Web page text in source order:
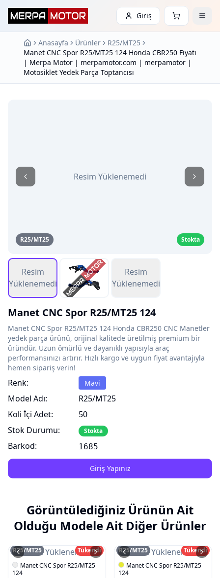
Giriş
Anasayfa Ürünler
R25/MT25
Manet CNC Spor R25/MT25 124 Honda CBR250 Fiyatı
| Merpa Motor | merpamotor.com | merpamotor |
Motosiklet Yedek Parça Toptancısı
R25/MT25 Stokta
Resim Yüklenemedi
Resim
Yüklenemedi
Resim
Yüklenemedi
Manet CNC Spor R25/MT25 124
Manet CNC Spor R25/MT25 124 Honda CBR250 CNC Manetler
yedek parça ürünü, orijinal kalitede üretilmiş premium bir
üründür. Uzun ömürlü ve dayanıklı yapısıyla araç
performansınızı artırır. Hızlı kargo ve uygun fiyat avantajıyla
hemen sipariş verin!
Renk:
Model Adı:
Koli İçi Adet:
Stok Durumu:
Barkod:
Mavi
R25/MT25
50
Stokta
1685
Giriş Yapınız
Görüntülediğiniz Ürünün Ait
Olduğu Modele Ait Diğer Ürünler
Resim Yüklenemedi
R25/MT25
Tükendi
Manet CNC Spor R25/MT25
124
Resim Yüklenemedi
R25/MT25
Tükendi
Manet CNC Spor R25/MT25
124